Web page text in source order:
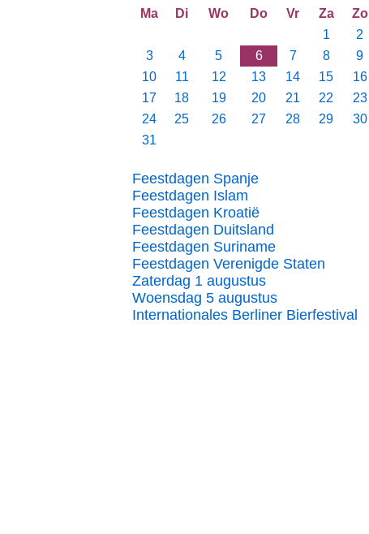
Ma
Di Wo Do Vr Za
Zo
1
2
3
4 5 6 7 8
9
10
11 12 13 14 15
16
17
18 19 20 21 22
23
24
25 26 27 28 29
30
31
Feestdagen Spanje
Feestdagen Islam
Feestdagen Kroatië
Feestdagen Duitsland
Feestdagen Suriname
Feestdagen Verenigde Staten
Zaterdag 1 augustus
Woensdag 5 augustus
Internationales Berliner Bierfestival